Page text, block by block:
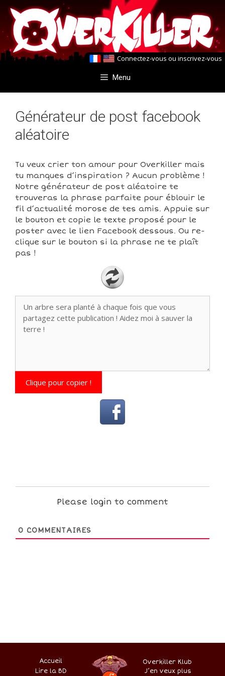
Aller
au
contenu
Aller
au
contenu
Connectez-vous ou inscrivez-vous
Menu
Générateur de post facebook
aléatoire
Tu veux crier ton amour pour Overkiller mais
tu manques d’inspiration ? Aucun problème !
Notre générateur de post aléatoire te
trouveras la phrase parfaite pour éblouir le
fil d’actualité morose de tes amis. Appuie sur
le bouton et copie le texte proposé pour le
poster avec le lien Facebook dessous. Ou re-
clique sur le bouton si la phrase ne te plaît
pas !
Clique pour copier !
Please login to comment
0 COMMENTAIRES
.
Accueil
–
Lire la BD – J’en veux plus
–
Overkiller Klub
–